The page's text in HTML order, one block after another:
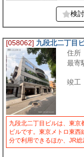
検
[058062] 九段北二丁目
住所
最寄
竣工
九段北二丁目ビルは、東
ビルです。東京メトロ東
分で利用できるほか、JR